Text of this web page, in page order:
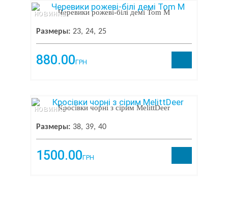
Черевики рожеві-білі демі Tom M
Размеры: 23 24 25
880.00ГРН
новинка
Кросівки чорні з сірим MelittDeer
Размеры: 38 39 40
1500.00ГРН
новинка